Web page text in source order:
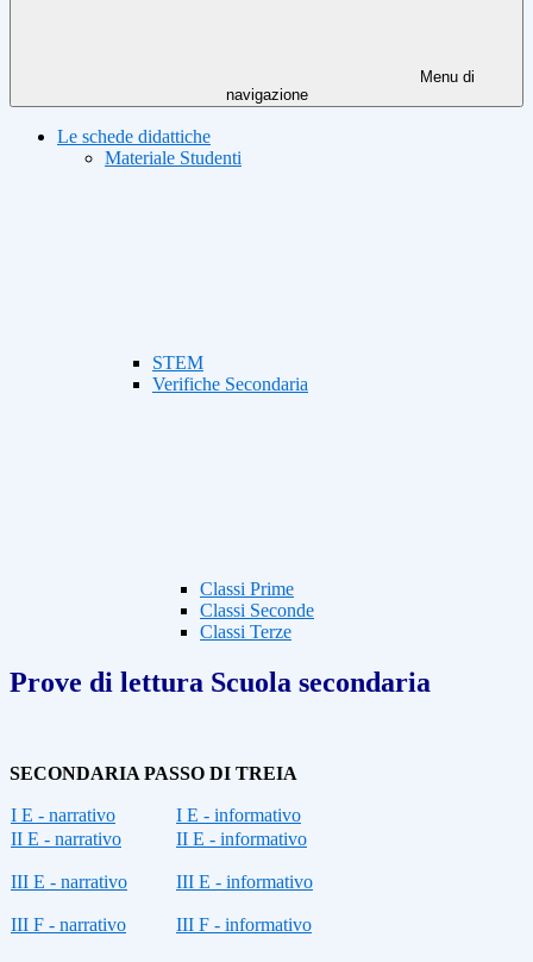
Menu di
navigazione
Le schede didattiche
Materiale Studenti
STEM
Verifiche Secondaria
Classi Prime
Classi Seconde
Classi Terze
Prove di lettura Scuola secondaria
SECONDARIA PASSO DI TREIA
I E - narrativo
I E - informativo
II E - narrativo
II E - informativo
III E - narrativo III E - informativo
III F - narrativo III F - informativo